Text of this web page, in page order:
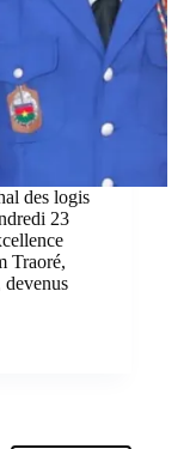
des logis
23
Traoré,
devenus